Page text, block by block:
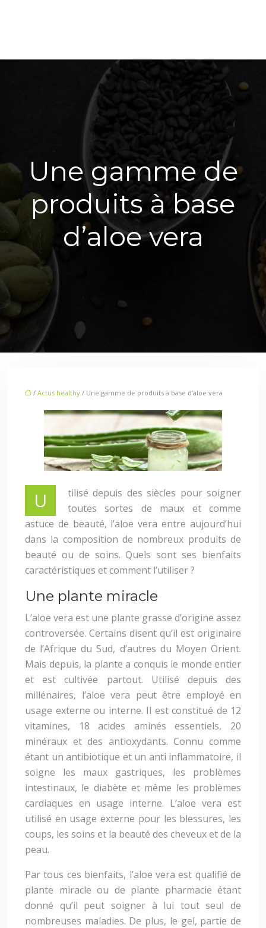
Une gamme de
produits à base
d’aloe vera
/ Actus healthy / Une gamme de produits à base d’aloe vera
U
tilisé depuis des siècles pour soigner
toutes sortes de maux et comme
astuce de beauté, l’aloe vera entre aujourd’hui
dans la composition de nombreux produits de
beauté ou de soins. Quels sont ses bienfaits
caractéristiques et comment l’utiliser ?
Une plante miracle
L’aloe vera est une plante grasse d’origine assez
controversée. Certains disent qu’il est originaire
de l’Afrique du Sud, d’autres du Moyen Orient.
Mais depuis, la plante a conquis le monde entier
et est cultivée partout. Utilisé depuis des
millénaires, l’aloe vera peut être employé en
usage externe ou interne. Il est constitué de 12
vitamines, 18 acides aminés essentiels, 20
minéraux et des antioxydants. Connu comme
étant un antibiotique et un anti inflammatoire, il
soigne les maux gastriques, les problèmes
intestinaux, le diabète et même les problèmes
cardiaques en usage interne. L’aloe vera est
utilisé en usage externe pour les blessures, les
coups, les soins et la beauté des cheveux et de la
peau.
Par tous ces bienfaits, l’aloe vera est qualifié de
plante miracle ou de plante pharmacie étant
donné qu’il peut soigner à lui tout seul de
nombreuses maladies. De plus, le gel, partie de